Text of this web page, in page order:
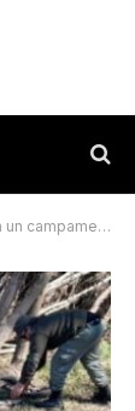
ilegal